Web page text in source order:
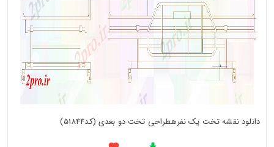
دانلود نقشه تخت یک نفرهطراحی تخت دو بعدی (کد51844)